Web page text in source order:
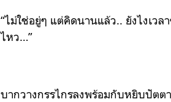
“ไม่ใช่อยู่ๆ แต่คิดนานแล้ว.. ยังไงเว
ไหว…”
บากวางกรรไกรลงพร้อมกับหยิบปัตต